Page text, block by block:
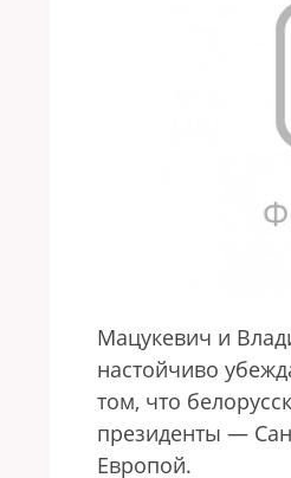
Мацукевич и
настойчиво
том, что
президенты —
Европой.